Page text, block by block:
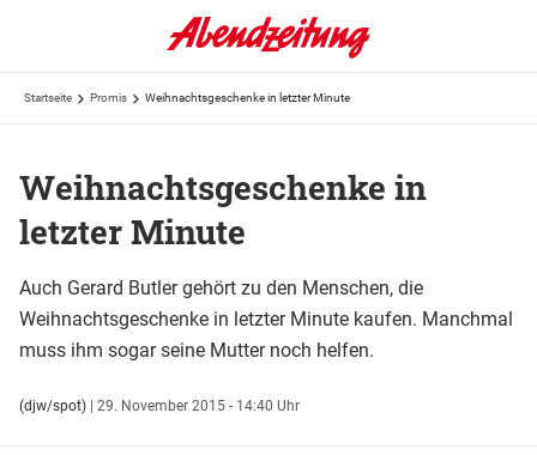
Startseite Promis Weihnachtsgeschenke in letzter Minute
Weihnachtsgeschenke in
letzter Minute
Auch Gerard Butler gehört zu den Menschen, die
Weihnachtsgeschenke in letzter Minute kaufen. Manchmal
muss ihm sogar seine Mutter noch helfen.
(djw/spot) | 29. November 2015 - 14:40 Uhr